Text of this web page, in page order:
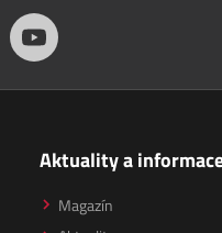
Aktuality a
Magazín